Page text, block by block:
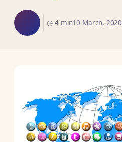
◷ 4 min10 March, 2020